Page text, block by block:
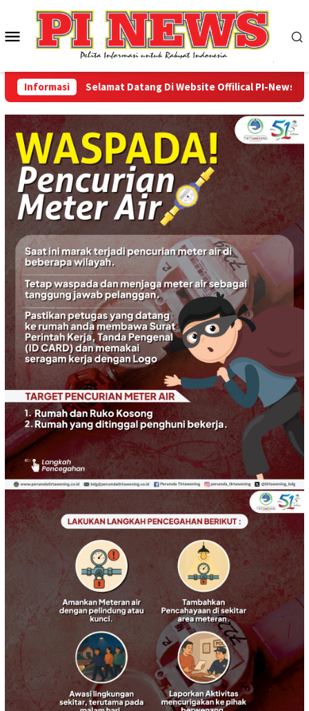
konten
Menu
Mobile
InformasiSelamat Datang Di Website Offilical PI-News